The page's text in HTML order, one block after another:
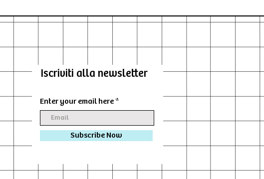
Iscriviti alla newsletter
Enter your email here
Subscribe Now